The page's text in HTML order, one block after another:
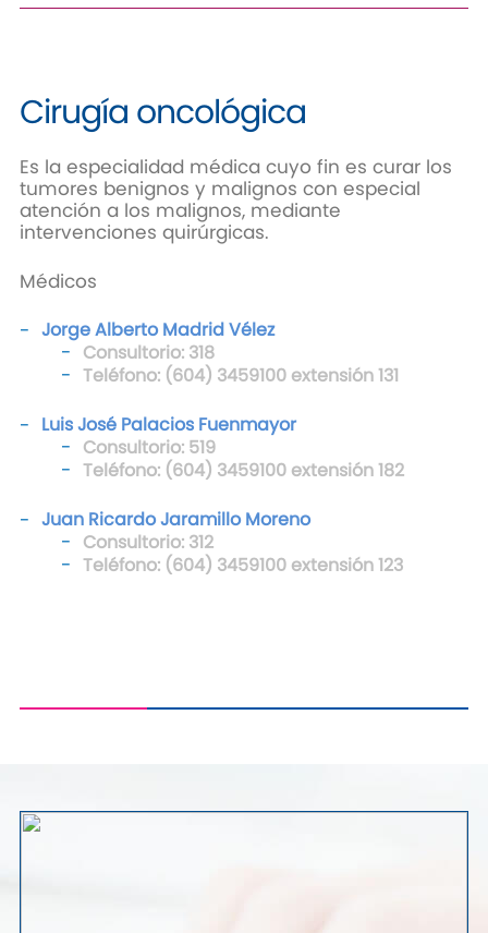
Cirugía oncológica
Es la especialidad médica cuyo fin es curar los
tumores benignos y malignos con especial
atención a los malignos, mediante
intervenciones quirúrgicas.
Médicos
Jorge Alberto Madrid Vélez
Consultorio: 318
Teléfono: (604) 3459100 extensión 131
Luis José Palacios Fuenmayor
Consultorio: 519
Teléfono: (604) 3459100 extensión 182
Juan Ricardo Jaramillo Moreno
Consultorio: 312
Teléfono: (604) 3459100 extensión 123